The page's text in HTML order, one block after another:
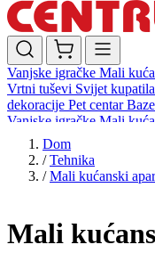
Vanjske igračke Mali
Vrtni tuševi Svijet kupatila
dekoracije Pet centar
Vanjske igračke Mali
Vrtni tuševi
dekoracijePet centar
Dom
/ Tehnika
/ Mali kućanski
Mali